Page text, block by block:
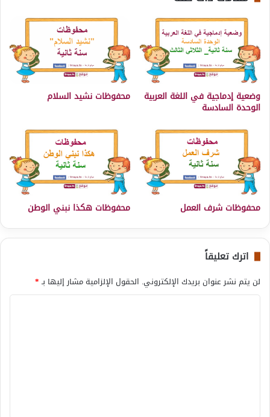
وضعية إدماجية في اللغة العربية
الوحدة السادسة
محفوظات نشيد السلام
محفوظات شرف العمل محفوظات هكذا نبني الوطن
اترك تعليقاً
لن يتم نشر عنوان بريدك الإلكتروني. الحقول الإلزامية مشار إليها بـ*